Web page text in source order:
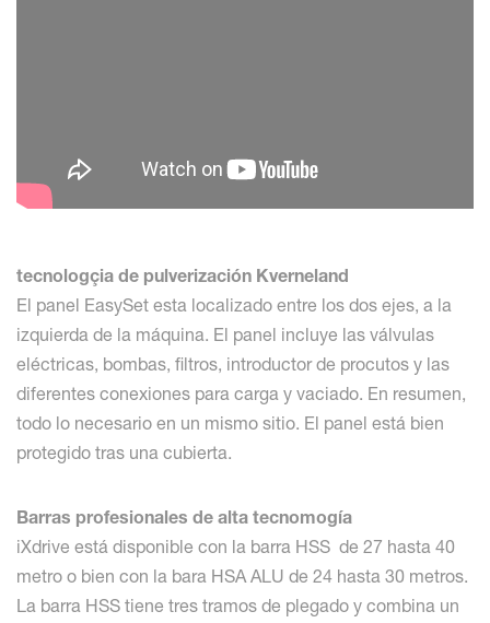
tecnologçia de pulverización Kverneland
El panel EasySet esta localizado entre los dos ejes, a la
izquierda de la máquina. El panel incluye las válvulas
eléctricas, bombas, filtros, introductor de procutos y las
diferentes conexiones para carga y vaciado. En resumen,
todo lo necesario en un mismo sitio. El panel está bien
protegido tras una cubierta.
Barras profesionales de alta tecnomogía
iXdrive está disponible con la barra HSS de 27 hasta 40
metro o bien con la bara HSA ALU de 24 hasta 30 metros.
La barra HSS tiene tres tramos de plegado y combina un